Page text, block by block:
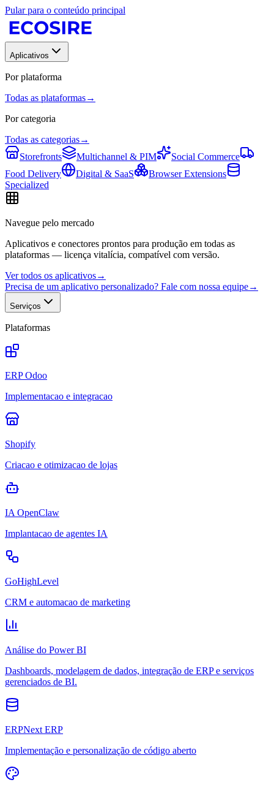
Pular para o conteúdo principal
Aplicativos
Por plataforma
Todas as plataformas→
Por categoria
Todas as categorias→
Storefronts
Multichannel & PIM
Social Commerce
Food Delivery
Digital & SaaS
Browser Extensions
Specialized
Navegue pelo mercado
Aplicativos e conectores prontos para produção em todas as
plataformas — licença vitalícia, compatível com versão.
Ver todos os aplicativos→
Precisa de um aplicativo personalizado? Fale com nossa equipe→
Serviços
Plataformas
ERP Odoo
Implementacao e integracao
Shopify
Criacao e otimizacao de lojas
IA OpenClaw
Implantacao de agentes IA
GoHighLevel
CRM e automacao de marketing
Análise do Power BI
Dashboards, modelagem de dados, integração de ERP e serviços
gerenciados de BI.
ERPNext ERP
Implementação e personalização de código aberto